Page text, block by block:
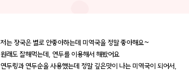
저는 장국은 별로 안좋아하는데 미역국을 정말 좋아해요~
원래도 잘해먹는데, 연두를 이용해서 해봤어요
연두링과 연두순을 사용했는데 정말 깊은맛이 나는 미역국이 되어서,